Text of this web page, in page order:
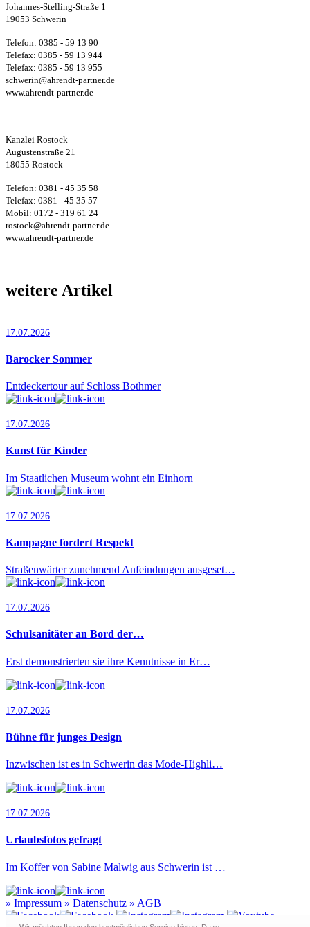
Johannes-Stelling-Straße 1
19053 Schwerin
Telefon: 0385 - 59 13 90
Telefax: 0385 - 59 13 944
Telefax: 0385 - 59 13 955
schwerin@ahrendt-partner.de
www.ahrendt-partner.de
Kanzlei Rostock
Augustenstraße 21
18055 Rostock
Telefon: 0381 - 45 35 58
Telefax: 0381 - 45 35 57
Mobil: 0172 - 319 61 24
rostock@ahrendt-partner.de
www.ahrendt-partner.de
weitere Artikel
17.07.2026
Barocker Sommer
Entdeckertour auf Schloss Bothmer
17.07.2026
Kunst für Kinder
Im Staatlichen Museum wohnt ein Einhorn
17.07.2026
Kampagne fordert Respekt
Straßenwärter zunehmend Anfeindungen ausgeset…
17.07.2026
Schulsanitäter an Bord der…
Erst demonstrierten sie ihre Kenntnisse in Er…
17.07.2026
Bühne für junges Design
Inzwischen ist es in Schwerin das Mode-Highli…
17.07.2026
Urlaubsfotos gefragt
Im Koffer von Sabine Malwig aus Schwerin ist …
» Impressum » Datenschutz » AGB